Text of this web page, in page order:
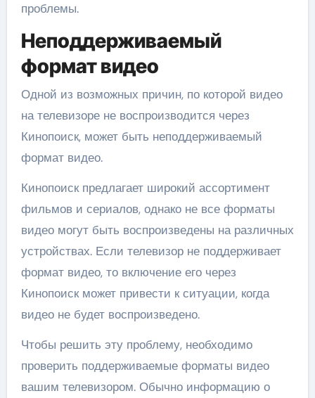
проблемы.
Неподдерживаемый
формат видео
Одной из возможных причин, по которой видео
на телевизоре не воспроизводится через
Кинопоиск, может быть неподдерживаемый
формат видео.
Кинопоиск предлагает широкий ассортимент
фильмов и сериалов, однако не все форматы
видео могут быть воспроизведены на различных
устройствах. Если телевизор не поддерживает
формат видео, то включение его через
Кинопоиск может привести к ситуации, когда
видео не будет воспроизведено.
Чтобы решить эту проблему, необходимо
проверить поддерживаемые форматы видео
вашим телевизором. Обычно информацию о